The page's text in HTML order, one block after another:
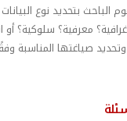
الباحث بتحديد نوع
معرفية؟ سلوكية؟ أو
صياغتها المناسبة